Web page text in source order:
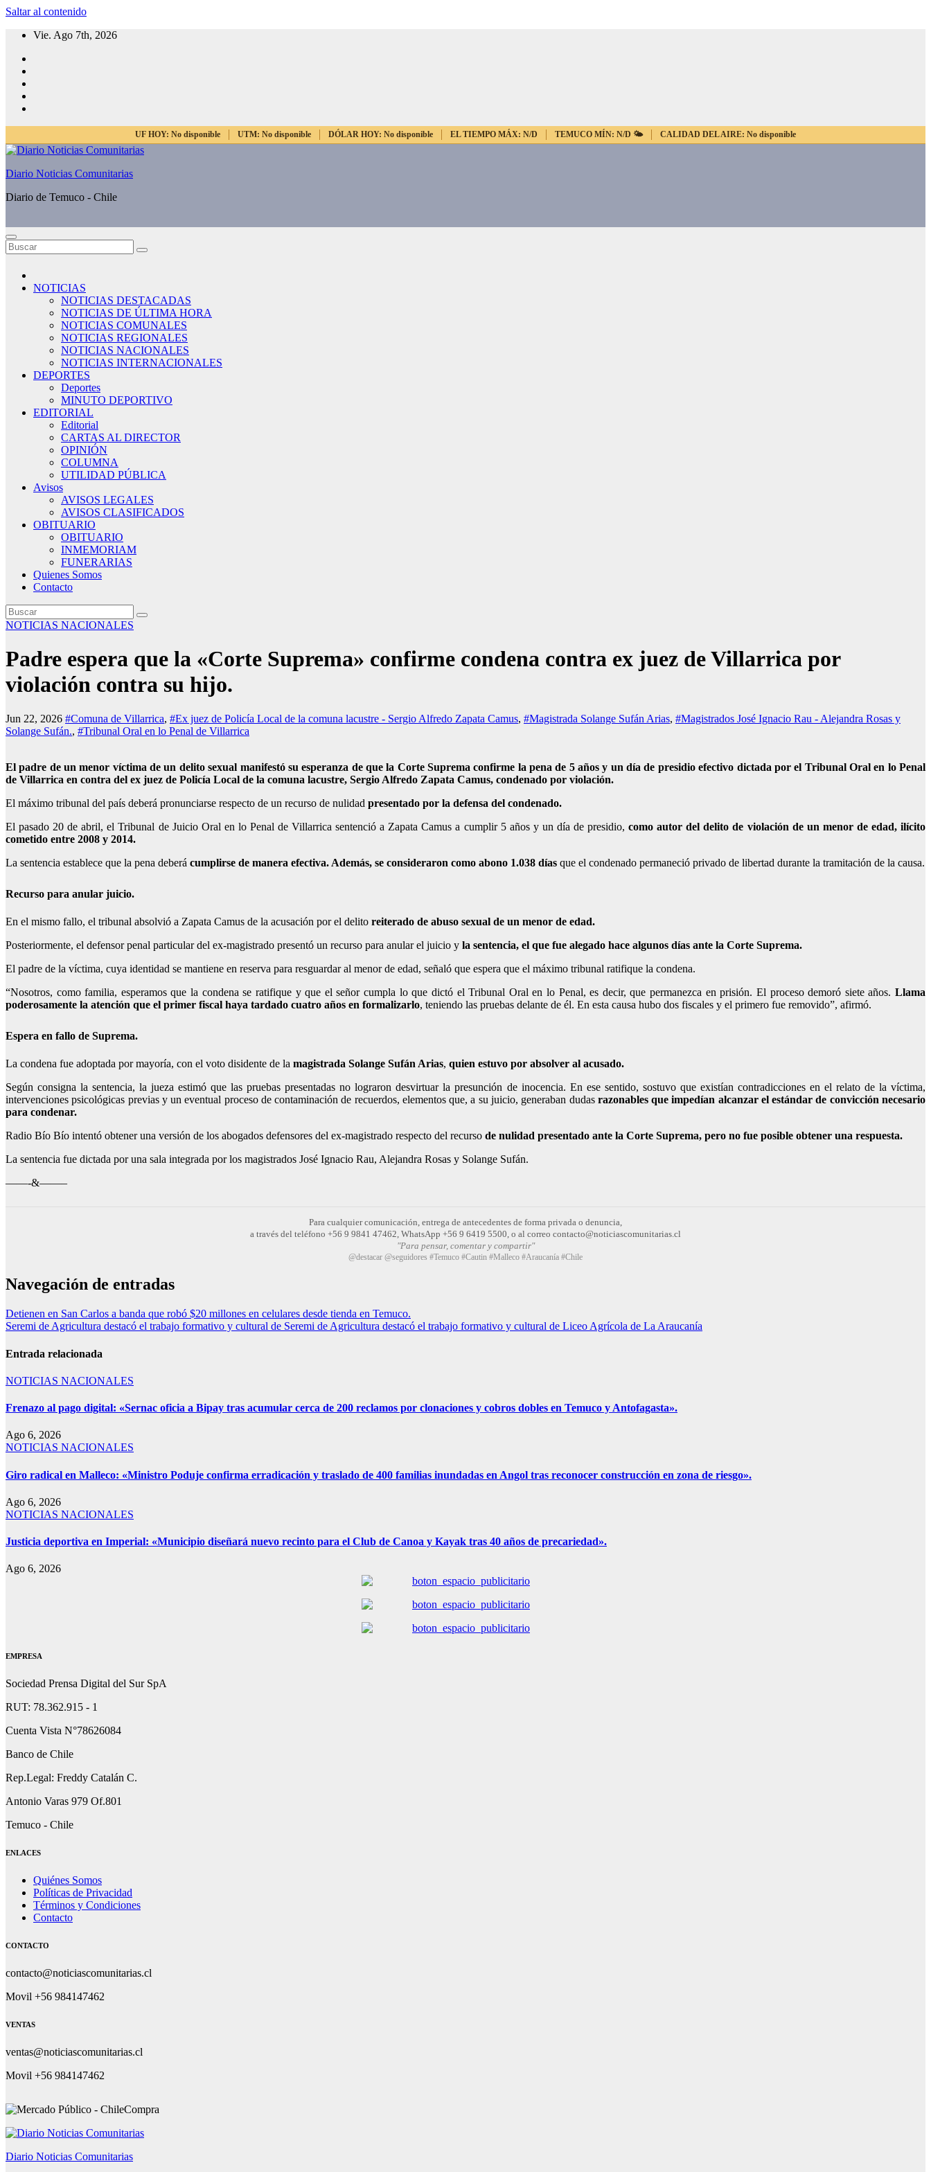
Saltar al contenido
Vie. Ago 7th, 2026
UF HOY: No disponible UTM: No disponible DÓLAR HOY: No disponible EL TIEMPO MÁX: N/D TEMUCO MÍN: N/D 🌤️ CALIDAD DEL AIRE: No disponible
Diario Noticias Comunitarias
Diario de Temuco - Chile
NOTICIAS
NOTICIAS DESTACADAS
NOTICIAS DE ÚLTIMA HORA
NOTICIAS COMUNALES
NOTICIAS REGIONALES
NOTICIAS NACIONALES
NOTICIAS INTERNACIONALES
DEPORTES
Deportes
MINUTO DEPORTIVO
EDITORIAL
Editorial
CARTAS AL DIRECTOR
OPINIÓN
COLUMNA
UTILIDAD PÚBLICA
Avisos
AVISOS LEGALES
AVISOS CLASIFICADOS
OBITUARIO
OBITUARIO
INMEMORIAM
FUNERARIAS
Quienes Somos
Contacto
NOTICIAS NACIONALES
Padre espera que la «Corte Suprema» confirme condena contra ex juez de Villarrica por
violación contra su hijo.
Jun 22, 2026 #Comuna de Villarrica, #Ex juez de Policía Local de la comuna lacustre - Sergio Alfredo Zapata Camus, #Magistrada Solange Sufán Arias, #Magistrados José Ignacio Rau - Alejandra Rosas y
Solange Sufán., #Tribunal Oral en lo Penal de Villarrica
El padre de un menor víctima de un delito sexual manifestó su esperanza de que la Corte Suprema confirme la pena de 5 años y un día de presidio efectivo dictada por el Tribunal Oral en lo Penal
de Villarrica en contra del ex juez de Policía Local de la comuna lacustre, Sergio Alfredo Zapata Camus, condenado por violación.
El máximo tribunal del país deberá pronunciarse respecto de un recurso de nulidad presentado por la defensa del condenado.
El pasado 20 de abril, el Tribunal de Juicio Oral en lo Penal de Villarrica sentenció a Zapata Camus a cumplir 5 años y un día de presidio,como autor del delito de violación de un menor de edad, ilícito
cometido entre 2008 y 2014.
La sentencia establece que la pena deberá cumplirse de manera efectiva. Además, se consideraron como abono 1.038 días que el condenado permaneció privado de libertad durante la tramitación de la causa.
Recurso para anular juicio.
En el mismo fallo, el tribunal absolvió a Zapata Camus de la acusación por el delito reiterado de abuso sexual de un menor de edad.
Posteriormente, el defensor penal particular del ex-magistrado presentó un recurso para anular el juicio y la sentencia, el que fue alegado hace algunos días ante la Corte Suprema.
El padre de la víctima, cuya identidad se mantiene en reserva para resguardar al menor de edad, señaló que espera que el máximo tribunal ratifique la condena.
“Nosotros, como familia, esperamos que la condena se ratifique y que el señor cumpla lo que dictó el Tribunal Oral en lo Penal, es decir, que permanezca en prisión. El proceso demoró siete años. Llama
poderosamente la atención que el primer fiscal haya tardado cuatro años en formalizarlo, teniendo las pruebas delante de él. En esta causa hubo dos fiscales y el primero fue removido”, afirmó.
Espera en fallo de Suprema.
La condena fue adoptada por mayoría, con el voto disidente de la magistrada Solange Sufán Arias, quien estuvo por absolver al acusado.
Según consigna la sentencia, la jueza estimó que las pruebas presentadas no lograron desvirtuar la presunción de inocencia. En ese sentido, sostuvo que existían contradicciones en el relato de la víctima,
intervenciones psicológicas previas y un eventual proceso de contaminación de recuerdos, elementos que, a su juicio, generaban dudas razonables que impedían alcanzar el estándar de convicción necesario
para condenar.
Radio Bío Bío intentó obtener una versión de los abogados defensores del ex-magistrado respecto del recurso de nulidad presentado ante la Corte Suprema, pero no fue posible obtener una respuesta.
La sentencia fue dictada por una sala integrada por los magistrados José Ignacio Rau, Alejandra Rosas y Solange Sufán.
——-&——–
Para cualquier comunicación, entrega de antecedentes de forma privada o denuncia,
a través del teléfono +56 9 9841 47462, WhatsApp +56 9 6419 5500, o al correo contacto@noticiascomunitarias.cl
"Para pensar, comentar y compartir"
@destacar @seguidores #Temuco #Cautin #Malleco #Araucanía #Chile
Navegación de entradas
Detienen en San Carlos a banda que robó $20 millones en celulares desde tienda en Temuco.
Seremi de Agricultura destacó el trabajo formativo y cultural de Seremi de Agricultura destacó el trabajo formativo y cultural de Liceo Agrícola de La Araucanía
Entrada relacionada
NOTICIAS NACIONALES
Frenazo al pago digital: «Sernac oficia a Bipay tras acumular cerca de 200 reclamos por clonaciones y cobros dobles en Temuco y Antofagasta».
Ago 6, 2026
NOTICIAS NACIONALES
Giro radical en Malleco: «Ministro Poduje confirma erradicación y traslado de 400 familias inundadas en Angol tras reconocer construcción en zona de riesgo».
Ago 6, 2026
NOTICIAS NACIONALES
Justicia deportiva en Imperial: «Municipio diseñará nuevo recinto para el Club de Canoa y Kayak tras 40 años de precariedad».
Ago 6, 2026
EMPRESA
Sociedad Prensa Digital del Sur SpA
RUT: 78.362.915 - 1
Cuenta Vista N°78626084
Banco de Chile
Rep.Legal: Freddy Catalán C.
Antonio Varas 979 Of.801
Temuco - Chile
ENLACES
Quiénes Somos
Políticas de Privacidad
Términos y Condiciones
Contacto
CONTACTO
contacto@noticiascomunitarias.cl
Movil +56 984147462
VENTAS
ventas@noticiascomunitarias.cl
Movil +56 984147462
Diario Noticias Comunitarias